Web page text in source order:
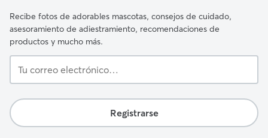
Recibe fotos de adorables mascotas, consejos de cuidado,
asesoramiento de adiestramiento, recomendaciones de
productos y mucho más.
correo
Registrarse